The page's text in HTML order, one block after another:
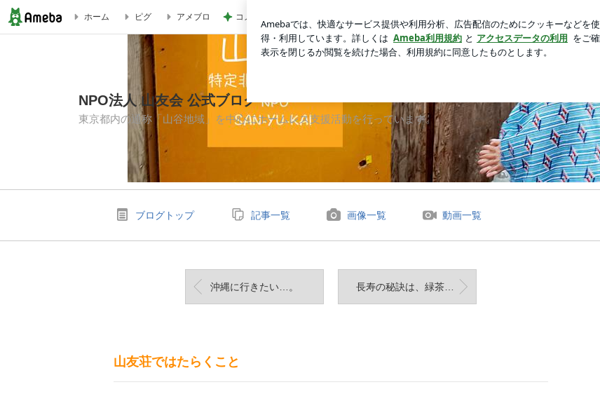
山友荘ではたらくこと | NPO法人 山友会 公式ブログ
ホーム ピグ アメブロ コメダのマスコット4個目の開封結果
NPO法人 山友会 公式ブログ
東京都内の通称「山谷地域」を中心にホームレス支援活動を行っています。
ブログトップ 記事一覧 画像一覧 動画一覧
沖縄に行きたい…。
山友荘ではたらくこと